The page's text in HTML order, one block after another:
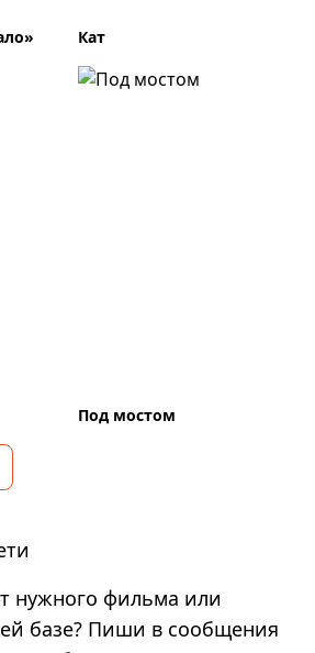
Кат
Под мостом
нужного фильма или
базе? Пиши в сообщения